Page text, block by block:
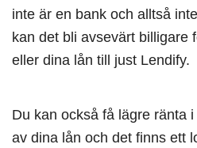
inte är en bank och alltså
kan det bli avsevärt billigare
eller dina lån till just Lendify.
Du kan också få lägre ränta
av dina lån och det finns ett